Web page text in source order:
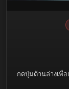
กดปุ่มด้านล่างเพื่